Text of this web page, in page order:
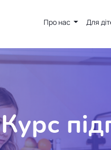
Про нас Для
Курс